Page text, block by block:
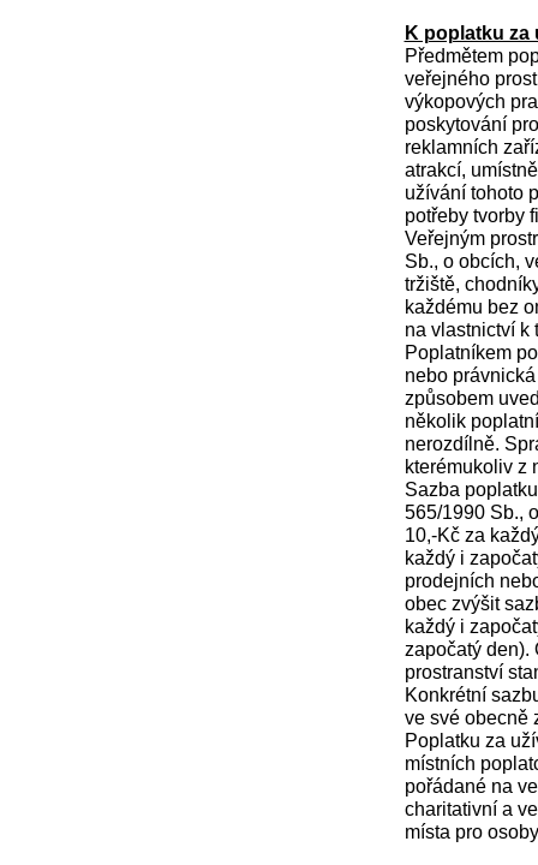
K poplatku za
Předmětem
veřejného
výkopových
poskytování
reklamních
atrakcí,
užívání tohoto
potřeby tvorby
Veřejným
Sb., o obcích,
tržiště,
každému bez
na vlastnictví k
Poplatníkem
nebo
způsobem
několik
nerozdílně.
kterémukoliv z
Sazba
565/1990 Sb.,
10,-Kč za
každý i
prodejních
obec zvýšit
každý i
započatý den).
prostranství
Konkrétní
ve své obecně
Poplatku za
místních
pořádané na
charitativní a
místa pro